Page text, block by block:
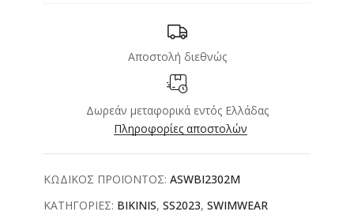
Αποστολή διεθνώς
Δωρεάν μεταφορικά εντός Ελλάδας
Πληροφορίες αποστολών
ΚΩΔΙΚΟΣ ΠΡΟΪΟΝΤΟΣ: ASWBI2302M
ΚΑΤΗΓΟΡΙΕΣ: BIKINIS, SS2023, SWIMWEAR